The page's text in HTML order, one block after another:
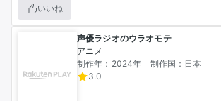
いいね
声優ラジオのウラオモテ
アニメ
制作年：2024年
制作国：日本
3.0